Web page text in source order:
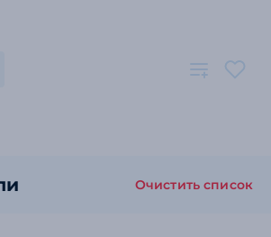
Очистить список